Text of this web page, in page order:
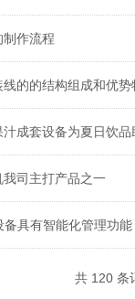
作流程
线的的结构组成和优势
汁成套设备为夏日饮品
我司主打产品之一
备具有智能化管理功能
共 120